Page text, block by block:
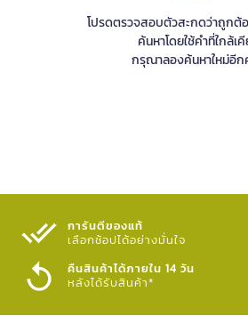
โปรดตรวจสอบตัวสะกดว่าถูกต้
ค้นหาโดยใช้คำที่ใกล้เ
กรุณาลองค้นหาใหม่อี
การันตีของแท้
เลือกช้อปได้อย่างมั่นใจ​
คืนสินค้าได้ภายใน 14 วัน
หลังได้รับสินค้า*